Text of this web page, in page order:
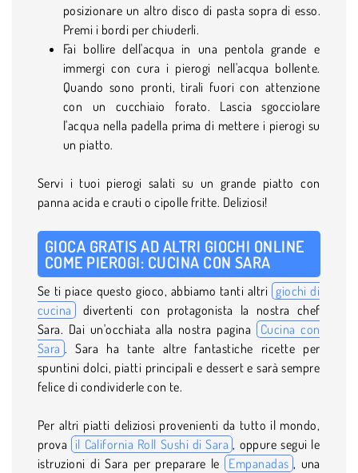
posizionare un altro disco di pasta sopra di esso.
Premi i bordi per chiuderli.
Fai bollire dell'acqua in una pentola grande e
immergi con cura i pierogi nell'acqua bollente.
Quando sono pronti, tirali fuori con attenzione
con un cucchiaio forato. Lascia sgocciolare
l'acqua nella padella prima di mettere i pierogi su
un piatto.
Servi i tuoi pierogi salati su un grande piatto con
panna acida e crauti o cipolle fritte. Deliziosi!
GIOCA GRATIS AD ALTRI GIOCHI ONLINE
COME PIEROGI: CUCINA CON SARA
Se ti piace questo gioco, abbiamo tanti altri giochi di
cucina divertenti con protagonista la nostra chef
Sara. Dai un'occhiata alla nostra pagina
Cucina con
Sara . Sara ha tante altre fantastiche ricette per
spuntini dolci, piatti principali e dessert e sarà sempre
felice di condividerle con te.
Per altri piatti deliziosi provenienti da tutto il mondo,
prova il California Roll Sushi di Sara , oppure segui le
istruzioni di Sara per preparare le Empanadas , una